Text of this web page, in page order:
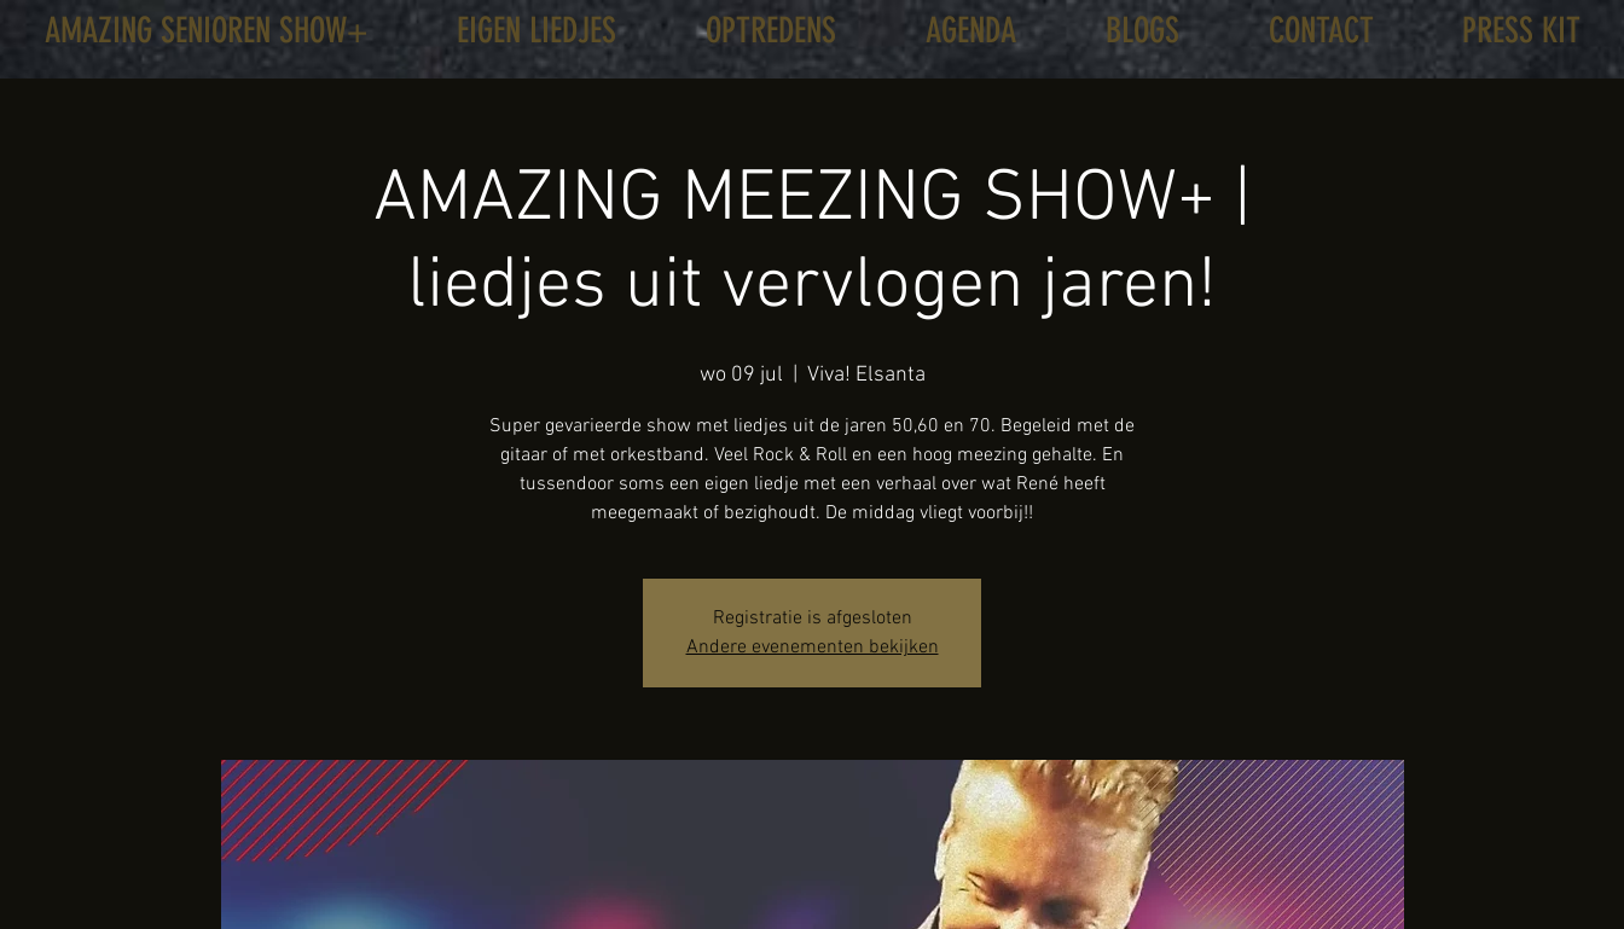
AMAZING SENIOREN SHOW+ EIGEN LIEDJES OPTREDENS AGENDA BLOGS CONTACT PRESS KIT
AMAZING MEEZING SHOW+ |
liedjes uit vervlogen jaren!
wo 09 jul Viva! Elsanta
Super gevarieerde show met liedjes uit de jaren 50,60 en 70. Begeleid met de
gitaar of met orkestband. Veel Rock & Roll en een hoog meezing gehalte. En
tussendoor soms een eigen liedje met een verhaal over wat René heeft
meegemaakt of bezighoudt. De middag vliegt voorbij!!
Registratie is afgesloten
Andere evenementen bekijken